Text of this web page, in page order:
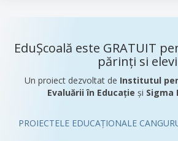
EduȘcoală este GRATUIT
părinți si elevi
Un proiect dezvoltat de Institutul
Evaluării în Educație și Sigma
Pub
PROIECTELE EDUCAȚIONALE